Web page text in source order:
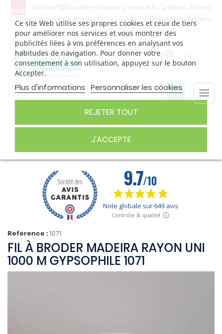
contact@coudre-toujours-mieux.fr / Depuis 30 ans
Showroom Haguenau
06 30 85 05 95
/ Showroom Angers
06 74 27 75 29
Ce site Web utilise ses propres cookies et ceux de tiers
pour améliorer nos services et vous montrer des
publicités liées à vos préférences en analysant vos
habitudes de navigation. Pour donner votre
consentement à son utilisation, appuyez sur le bouton
Accepter.
Plus d'informations Personnaliser les cookies
REJETER TOUT
J'ACCEPTE
FIL À BRODER
Reference :1071
FIL À BRODER MADEIRA RAYON UNI
1000 M GYPSOPHILE 1071